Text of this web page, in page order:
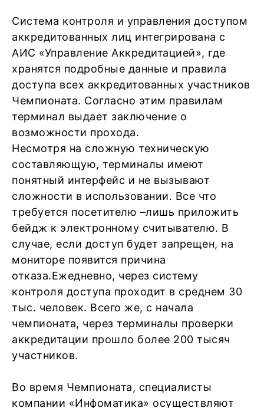
Система контроля и управления доступом
аккредитованных лиц интегрирована с
АИС «Управление Аккредитацией», где
хранятся подробные данные и правила
доступа всех аккредитованных участников
Чемпионата. Согласно этим правилам
терминал выдает заключение о
возможности прохода.
Несмотря на сложную техническую
составляющую, терминалы имеют
понятный интерфейс и не вызывают
сложности в использовании. Все что
требуется посетителю –лишь приложить
бейдж к электронному считывателю. В
случае, если доступ будет запрещен, на
мониторе появится причина
отказа.Ежедневно, через систему
контроля доступа проходит в среднем 30
тыс. человек. Всего же, с начала
чемпионата, через терминалы проверки
аккредитации прошло более 200 тысяч
участников.
Во время Чемпионата, специалисты
компании «Инфоматика» осуществляют